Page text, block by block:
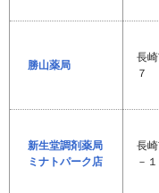
勝山薬局
長
７
新生堂調剤薬局
ミナトパーク店
長
－